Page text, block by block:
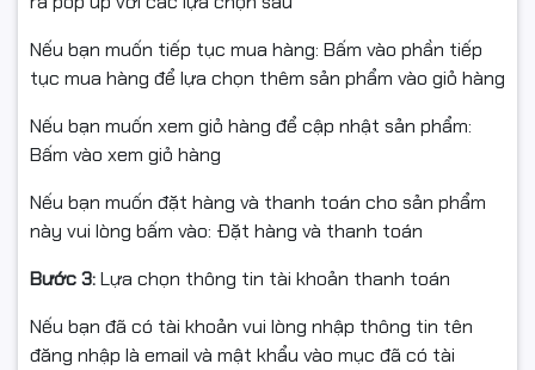
Phù hợp cho:
✔ Làm việc online
✔ Mua sắm và giải trí
🏪 Microsoft Store – Kho
Ứng Dụng Phong Phú
Microsoft Store trên Windows 11 được nâng cấp mạnh
mẽ:
Nếu bạn muốn tiếp tục mua hàng: Bấm vào phần tiếp
tục mua hàng để lựa chọn thêm sản phẩm vào giỏ hàng
Nếu bạn muốn xem giỏ hàng để cập nhật sản phẩm:
Bấm vào xem giỏ hàng
Nếu bạn muốn đặt hàng và thanh toán cho sản phẩm
này vui lòng bấm vào: Đặt hàng và thanh toán
Bước 3:Lựa chọn thông tin tài khoản thanh toán
Nếu bạn đã có tài khoản vui lòng nhập thông tin tên
đăng nhập là email và mật khẩu vào mục đã có tài
nhận được:
✅ Sản phẩm chính hãng Microsoft
✅ Bản quyền hợp pháp, kích hoạt ổn định
✅ Hỗ trợ cài đặt – tư vấn kỹ thuật
✅ Giá cạnh tranh
✅ Xuất hóa đơn đầy đủ
Liên hệ ngay: 0961.430.383 để được tư vấn và nhận báo
giá tốt nhất hôm nay!